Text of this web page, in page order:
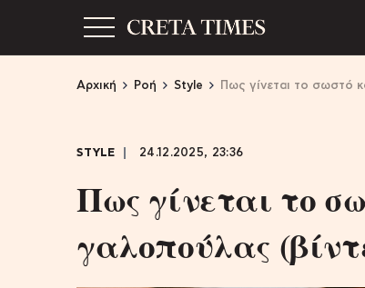
Αρχική Ροή Style Πως γίνεται το σωστό
STYLE 24.12.2025, 23:36
Πως γίνεται το
γαλοπούλας